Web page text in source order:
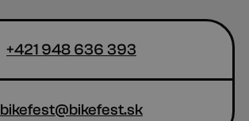
+421 948 636 393
bikefest@bikefest.sk